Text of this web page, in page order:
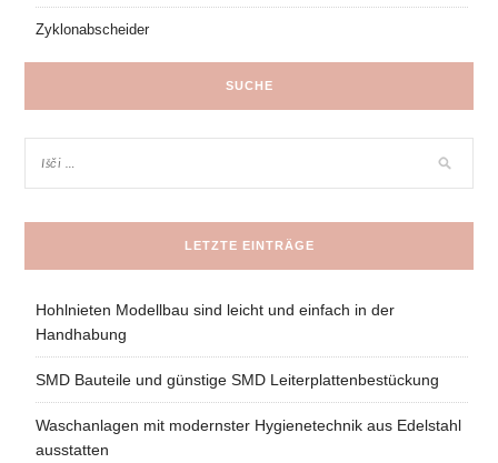
Zyklonabscheider
SUCHE
LETZTE EINTRÄGE
Hohlnieten Modellbau sind leicht und einfach in der
Handhabung
SMD Bauteile und günstige SMD Leiterplattenbestückung
Waschanlagen mit modernster Hygienetechnik aus Edelstahl
ausstatten